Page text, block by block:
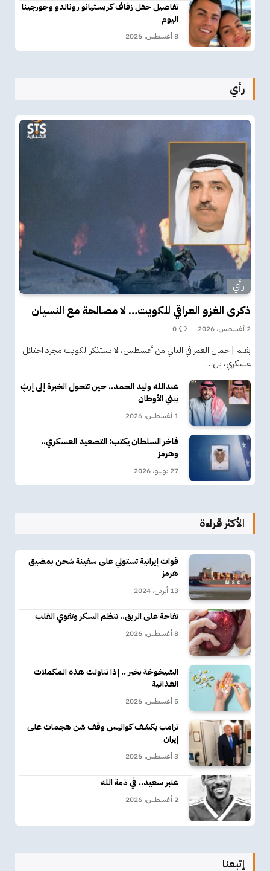
تفاصيل حفل زفاف كريستيانو رونالدو وجورجينا
اليوم
8 أغسطس، 2026
رأي
رأي
ذكرى الغزو العراقي للكويت… لا مصالحة مع النسيان
2 أغسطس، 2026 0
بقلم | جمال العمر في الثاني من أغسطس، لا تستذكر الكويت مجرد احتلال
عسكري، بل…
عبدالله وليد الحمد.. حين تتحول الخبرة إلى إرثٍ
يبني الأوطان
1 أغسطس، 2026
فاخر السلطان يكتب: التصعيد العسكري..
وهرمز
27 يوليو، 2026
الأكثر قراءة
قوات إيرانية تستولي على سفينة شحن بمضيق
هرمز
13 أبريل، 2024
تفاحة على الريق.. تنظم السكر وتقوي القلب
8 أغسطس، 2026
الشيخوخة بخير .. إذا تناولت هذه المكملات
الغذائية
5 أغسطس، 2026
ترامب يكشف كواليس وقف شن هجمات على
إيران
3 أغسطس، 2026
عنبر سعيد.. في ذمة الله
2 أغسطس، 2026
إتبعنا